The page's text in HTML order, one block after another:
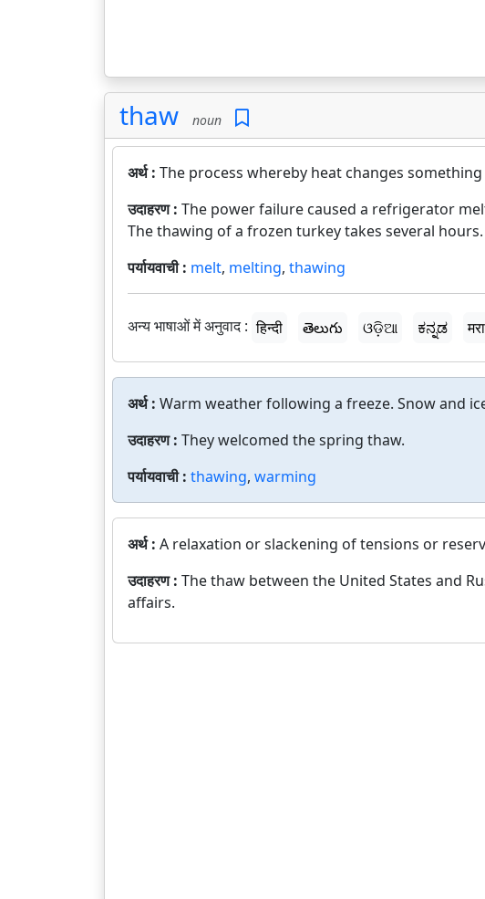
thaw noun
अर्थ : The process whereby heat changes
उदाहरण : The power failure caused a refrigerator
The thawing of a frozen turkey takes several hours.
पर्यायवाची : melt, melting, thawing
अन्य भाषाओं में अनुवाद : हिन्दी తెలుగు ଓଡ଼ିଆ ಕನ್ನಡ
अर्थ : Warm weather following a freeze. Snow and
उदाहरण : They welcomed the spring thaw.
पर्यायवाची : thawing, warming
अर्थ : A relaxation or slackening of tensions or
उदाहरण : The thaw between the United States and
affairs.